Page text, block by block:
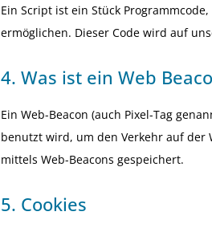
Ein Script ist ein Stück
ermöglichen. Dieser Code wird auf
4. Was ist ein Web
Ein Web-Beacon (auch Pixel-Tag
benutzt wird, um den Verkehr auf der
mittels Web-Beacons gespeichert.
5. Cookies